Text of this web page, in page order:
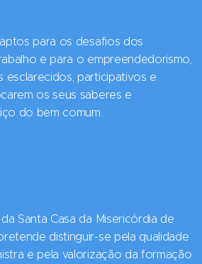
para os desafios dos
e para o empreendedorismo,
esclarecidos, participativos e
os seus saberes e
do bem comum.
Santa Casa da Misericórdia de
distinguir-se pela qualidade
e pela valorização da formação